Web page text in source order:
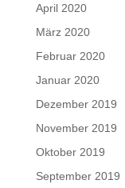
April 2020
März 2020
Februar 2020
Januar 2020
Dezember 2019
November 2019
Oktober 2019
September 2019